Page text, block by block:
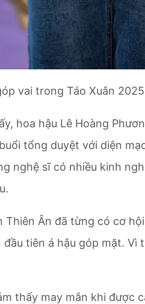
vai trong Táo Xuân
hoa hậu Lê Hoàng
tổng duyệt với diện
nghệ sĩ có nhiều kinh
Thiên Ân đã từng có cơ
tiên á hậu góp mặt.
thấy may mắn khi được